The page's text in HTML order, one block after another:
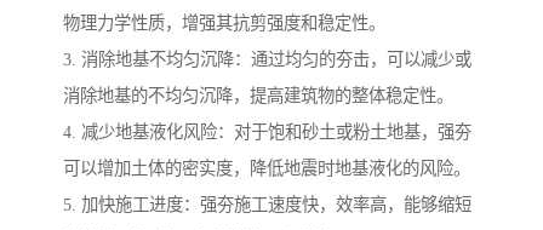
物理力学性质，增强其抗剪强度和稳定性。
3. 消除地基不均匀沉降：通过均匀的夯击，可以减少或
消除地基的不均匀沉降，提高建筑物的整体稳定性。
4. 减少地基液化风险：对于饱和砂土或粉土地基，强夯
可以增加土体的密实度，降低地震时地基液化的风险。
5. 加快施工进度：强夯施工速度快，效率高，能够缩短